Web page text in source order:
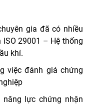
gia đã có nhiều
29001 – Hệ thống
khí.
việc đánh giá chứng
lực chứng nhận